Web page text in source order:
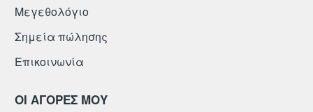
Μεγεθολόγιο
Σημεία πώλησης
Επικοινωνία
ΟΙ ΑΓΟΡΕΣ ΜΟΥ